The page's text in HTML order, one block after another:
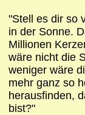
"Stell es dir so
in der Sonne.
Millionen
wäre nicht die
weniger wäre
mehr ganz so
herausfinden,
bist?"